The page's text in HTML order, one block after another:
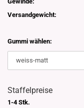
Versandgewicht:
Gummi wählen:
Staffelpreise
1-4 Stk.